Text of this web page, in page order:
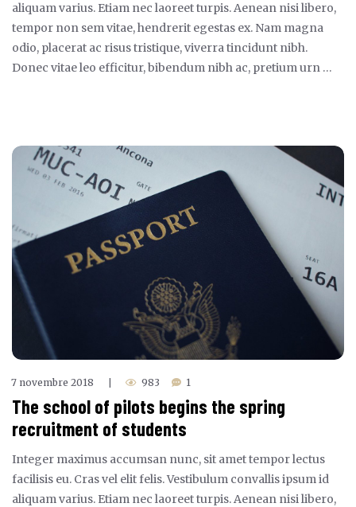
aliquam varius. Etiam nec laoreet turpis. Aenean nisi libero,
tempor non sem vitae, hendrerit egestas ex. Nam magna
odio, placerat ac risus tristique, viverra tincidunt nibh.
Donec vitae leo efficitur, bibendum nibh ac, pretium urn …
7 novembre 2018 983 1
The school of pilots begins the spring
recruitment of students
Integer maximus accumsan nunc, sit amet tempor lectus
facilisis eu. Cras vel elit felis. Vestibulum convallis ipsum id
aliquam varius. Etiam nec laoreet turpis. Aenean nisi libero,